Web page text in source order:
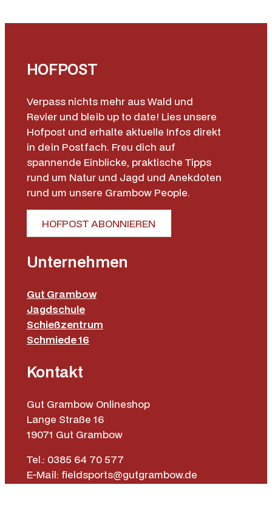
HOFPOST
Verpass nichts mehr aus Wald und
Revier und bleib up to date! Lies unsere
Hofpost und erhalte aktuelle Infos direkt
in dein Postfach. Freu dich auf
spannende Einblicke, praktische Tipps
rund um Natur und Jagd und Anekdoten
rund um unsere Grambow People.
HOFPOST ABONNIEREN
Unternehmen
Gut Grambow
Jagdschule
Schießzentrum
Schmiede 16
Kontakt
Gut Grambow Onlineshop
Lange Straße 16
19071 Gut Grambow
Tel.: 0385 64 70 577
E-Mail: fieldsports@gutgrambow.de